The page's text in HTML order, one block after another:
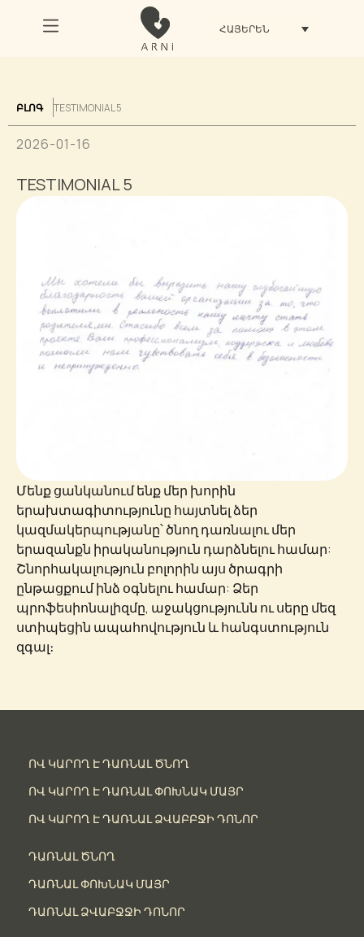
ՀԱՅԵՐԵՆ
ԲԼՈԳ TESTIMONIAL 5
2026-01-16
TESTIMONIAL 5
Մենք ցանկանում ենք մեր խորին
երախտագիտությունը հայտնել ձեր
կազմակերպությանը՝ ծնող դառնալու մեր
երազանքն իրականություն դարձնելու համար:
Շնորհակալություն բոլորին այս ծրագրի
ընթացքում ինձ օգնելու համար: Ձեր
պրոֆեսիոնալիզմը, աջակցությունն ու սերը մեզ
ստիպեցին ապահովություն և հանգստություն
զգալ։
ՈՎ ԿԱՐՈՂ Է ԴԱՌՆԱԼ ԾՆՈՂ
ՈՎ ԿԱՐՈՂ Է ԴԱՌՆԱԼ ՓՈԽՆԱԿ ՄԱՅՐ
ՈՎ ԿԱՐՈՂ Է ԴԱՌՆԱԼ ՁՎԱԲԲՋԻ ԴՈՆՈՐ
ԴԱՌՆԱԼ ԾՆՈՂ
ԴԱՌՆԱԼ ՓՈԽՆԱԿ ՄԱՅՐ
ԴԱՌՆԱԼ ՁՎԱԲՋՋԻ ԴՈՆՈՐ